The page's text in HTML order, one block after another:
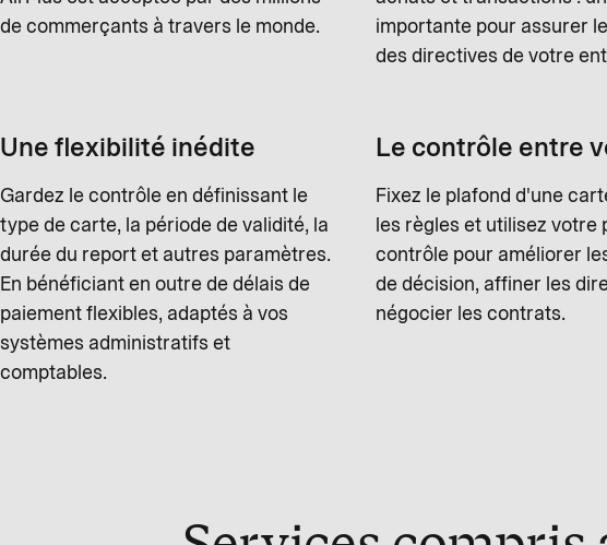
de commerçants à travers le monde.
importante pour assurer
des directives de votre
Une flexibilité inédite
Gardez le contrôle en définissant le
type de carte, la période de validité, la
durée du report et autres paramètres.
En bénéficiant en outre de délais de
paiement flexibles, adaptés à vos
systèmes administratifs et
comptables.
Le contrôle entre
Fixez le plafond d'une
les règles et utilisez votre
contrôle pour améliorer
de décision, affiner les
négocier les contrats.